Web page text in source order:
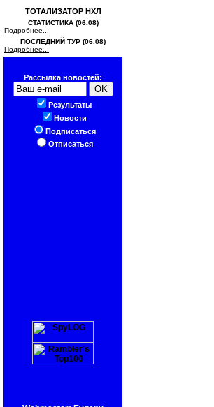
ТОТАЛИЗАТОР НХЛ
СТАТИСТИКА (06.08)
Подробнее...
ПОСЛЕДНИЙ ТУР (06.08)
Подробнее...
Рассылка новостей:
Результаты
Новости
Подписаться
Отписаться